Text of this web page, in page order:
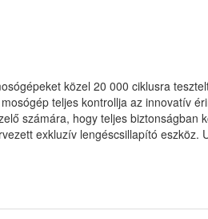
közel 20 000 ciklusra
teljes kontrollja az innovatív
számára, hogy teljes biztonságban
exkluzív lengéscsillapító eszköz.